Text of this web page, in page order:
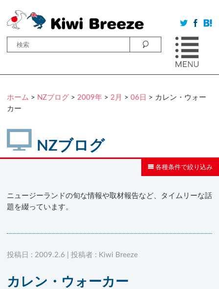
ホーム > NZブログ > 2009年 > 2月 > 06日 > カレン・ウォー
カー
NZブログ
各種条件で絞り込み
ニュージーランドの旬な情報や取材報告など、タイムリーな話
題を綴っています。
投稿日 : 2009.2.6 | 投稿者 : Kiwi Breeze
カレン・ウォーカー